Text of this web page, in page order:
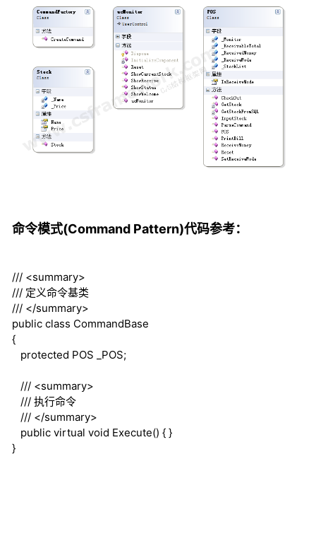
命令模式(Command Pattern)代码参考：
/// <summary>
/// 定义命令基类
/// </summary>
public class CommandBase
{
protected POS _POS;
/// <summary>
/// 执行命令
/// </summary>
public virtual void Execute() { }
}